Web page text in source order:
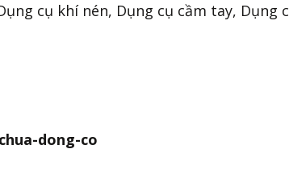
cụ khí nén, Dụng cụ cầm tay, Dụng
dong-co